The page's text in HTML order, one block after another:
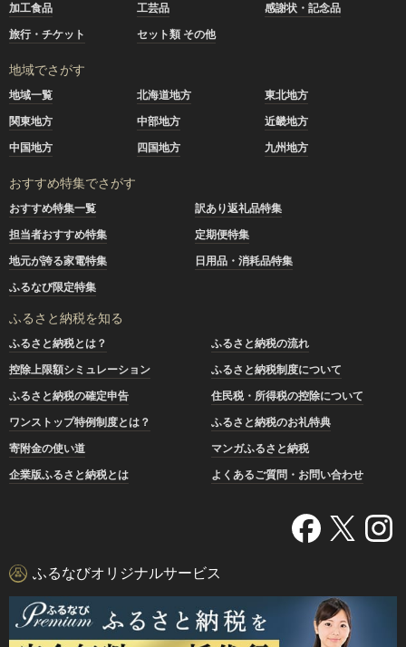
加工食品
工芸品
感謝状・記念品
旅行・チケット
セット類 その他
地域でさがす
地域一覧 北海道地方
東北地方
関東地方
中部地方
近畿地方
中国地方
四国地方 九州地方
おすすめ特集でさがす
おすすめ特集一覧
訳あり返礼品特集
担当者おすすめ特集
定期便特集
地元が誇る家電特集
日用品・消耗品特集
ふるなび限定特集
ふるさと納税を知る
ふるさと納税とは？
ふるさと納税の流れ
控除上限額シミュレーション
ふるさと納税制度について
ふるさと納税の確定申告
住民税・所得税の控除について
ワンストップ特例制度とは？
ふるさと納税のお礼特典
寄附金の使い道
マンガふるさと納税
企業版ふるさと納税とは
よくあるご質問・お問い合わせ
ふるなびオリジナルサービス